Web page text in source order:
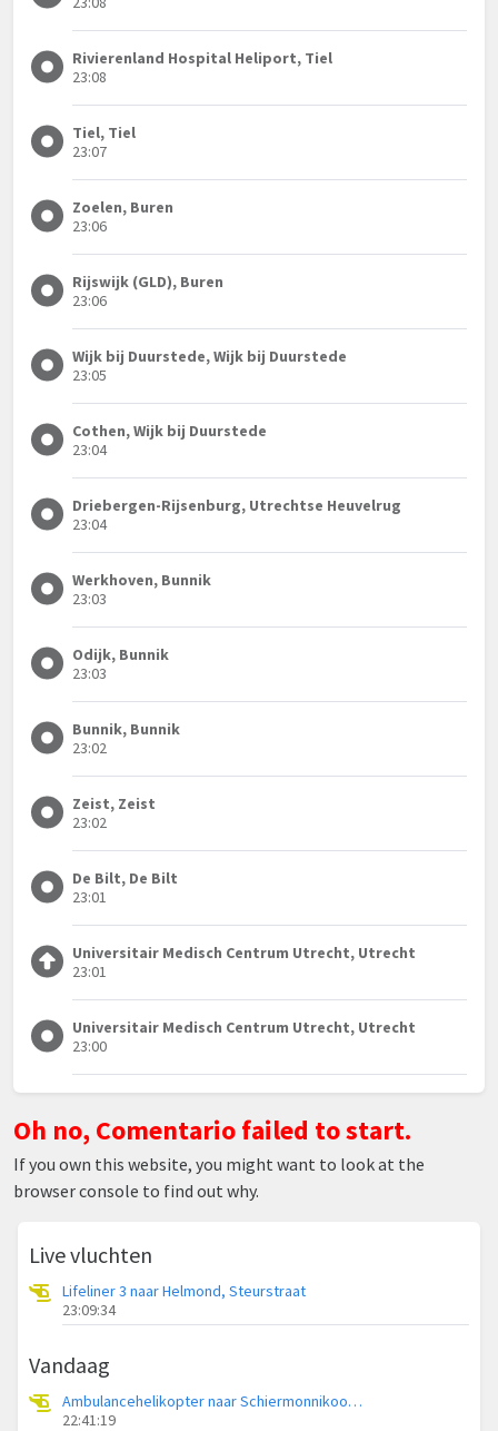
Rivierenland Hospital Heliport, Tiel
23:08
Tiel, Tiel
23:07
Zoelen, Buren
23:06
Rijswijk (GLD), Buren
23:06
Wijk bij Duurstede, Wijk bij Duurstede
23:05
Cothen, Wijk bij Duurstede
23:04
Driebergen-Rijsenburg, Utrechtse Heuvelrug
23:04
Werkhoven, Bunnik
23:03
Odijk, Bunnik
23:03
Bunnik, Bunnik
23:02
Zeist, Zeist
23:02
De Bilt, De Bilt
23:01
Universitair Medisch Centrum Utrecht, Utrecht
23:01
Universitair Medisch Centrum Utrecht, Utrecht
23:00
Oh no, Comentario failed to start.
If you own this website, you might want to look at the
browser console to find out why.
Live vluchten
Lifeliner 3 naar Helmond, Steurstraat
23:09:34
Vandaag
Ambulancehelikopter naar Schiermonnikoog Heliport
22:41:19